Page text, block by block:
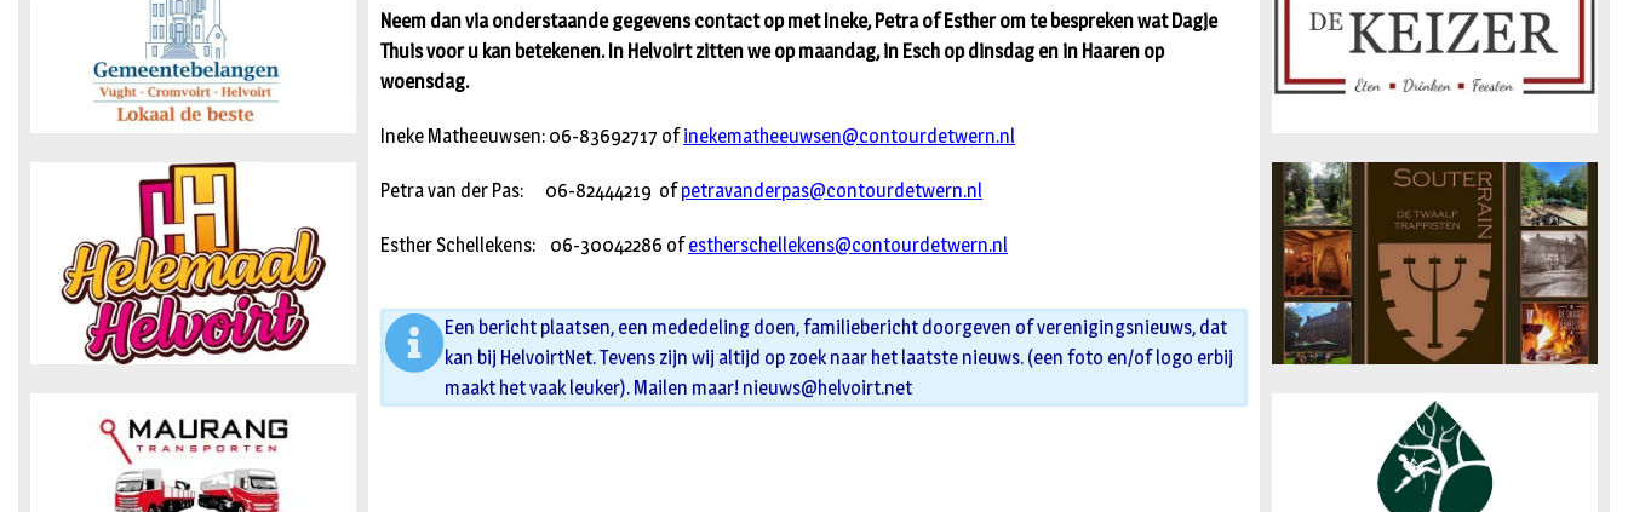
Neem dan via onderstaande gegevens contact op met Ineke, Petra of Esther om te bespreken wat Dagje
Thuis voor u kan betekenen. In Helvoirt zitten we op maandag, in Esch op dinsdag en in Haaren op
woensdag.
Ineke Matheeuwsen: 06-83692717 ofinekematheeuwsen@contourdetwern.nl
Petra van der Pas: 06-82444219 ofpetravanderpas@contourdetwern.nl
Esther Schellekens: 06-30042286 ofestherschellekens@contourdetwern.nl
Een bericht plaatsen, een mededeling doen, familiebericht doorgeven of verenigingsnieuws, dat
kan bij HelvoirtNet. Tevens zijn wij altijd op zoek naar het laatste nieuws. (een foto en/of logo erbij
maakt het vaak leuker). Mailen maar! nieuws@helvoirt.net